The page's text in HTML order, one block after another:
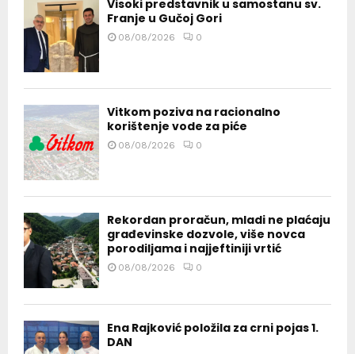
Visoki predstavnik u samostanu sv.
Franje u Gučoj Gori
08/08/2026 0
Vitkom poziva na racionalno
korištenje vode za piće
08/08/2026 0
Rekordan proračun, mladi ne plaćaju
građevinske dozvole, više novca
porodiljama i najjeftiniji vrtić
08/08/2026 0
Ena Rajković položila za crni pojas 1.
DAN